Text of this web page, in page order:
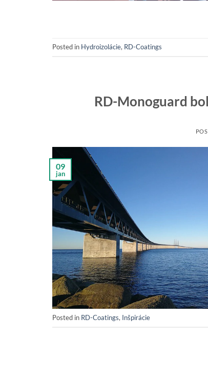
Posted in Hydroizolácie, RD-Coatings
RD-Monoguard
09
jan
Posted in RD-Coatings, Inšpirácie